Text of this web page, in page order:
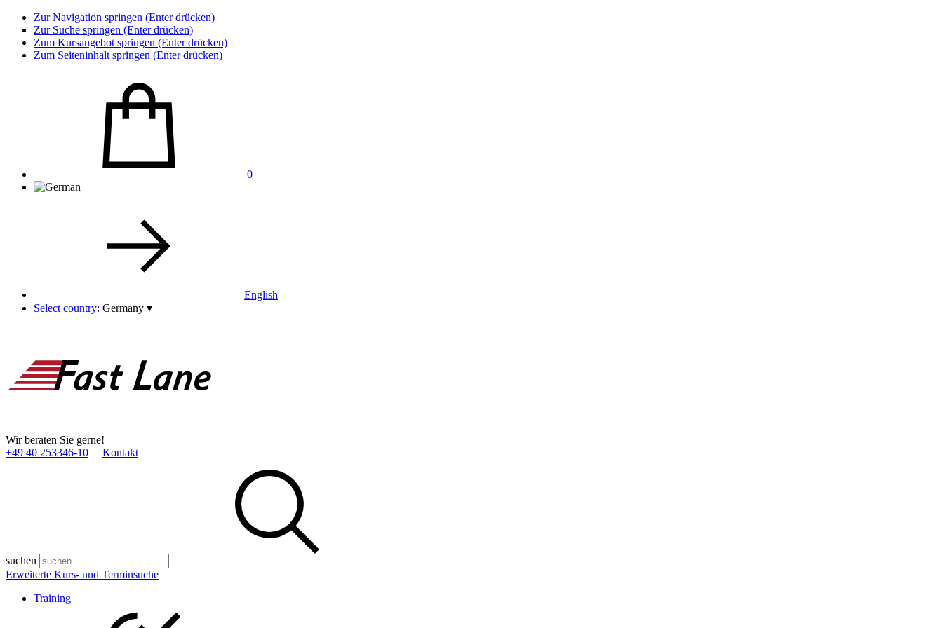
Zur Navigation springen (Enter drücken)
Zur Suche springen (Enter drücken)
Zum Kursangebot springen (Enter drücken)
Zum Seiteninhalt springen (Enter drücken)
0
English
Select country: Germany ▾
Wir beraten Sie gerne!
+49 40 253346­-10
Kontakt
suchen
Erweiterte Kurs- und Terminsuche
Training